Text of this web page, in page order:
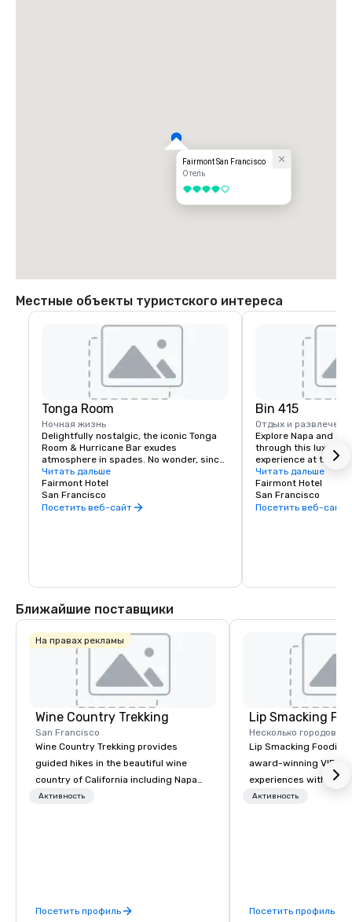
Fairmont San Francisco
Отель
4 из 5
Местные объекты туристского интереса
Tonga Room
Ночная жизнь
Delightfully nostalgic, the iconic Tonga
Room & Hurricane Bar exudes
atmosphere in spades. No wonder, since
it was a Hollywood set designer who
created the themed look and feel.
Guests gather around a large central
“lagoon,” once the hotel’s indoor
Читать дальше
Fairmont Hotel
San Francisco
Посетить веб-сайт
Bin 415
Отдых и
Explore Napa and
through this luxury
experience at the
Experienced
your tastes,
your journey to
bespoke experience
Читать дальше
Fairmont Hotel
San Francisco
Посетить веб-сайт
Ближайшие поставщики
На правах рекламы
Wine Country Trekking
San Francisco
Wine Country Trekking provides
guided hikes in the beautiful wine
country of California including Napa
and Sonoma Valleys. These
day hikes we provide luxury self-
Активность
Посетить профиль
Lip Smacking
Несколько городов
Lip Smacking Foodie
award-winning VIP
experiences with
restaurants
and craft cocktails at
Активность
Посетить профиль